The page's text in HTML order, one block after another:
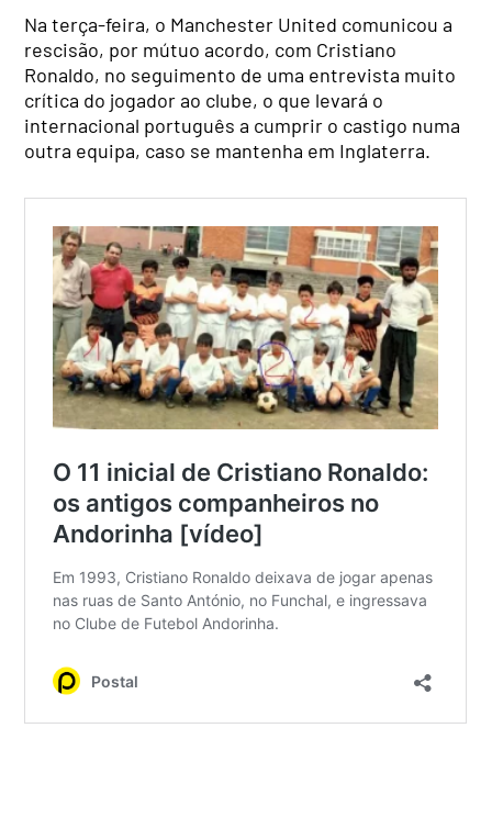
Na terça-feira, o Manchester United comunicou a
rescisão, por mútuo acordo, com Cristiano
Ronaldo, no seguimento de uma entrevista muito
crítica do jogador ao clube, o que levará o
internacional português a cumprir o castigo numa
outra equipa, caso se mantenha em Inglaterra.